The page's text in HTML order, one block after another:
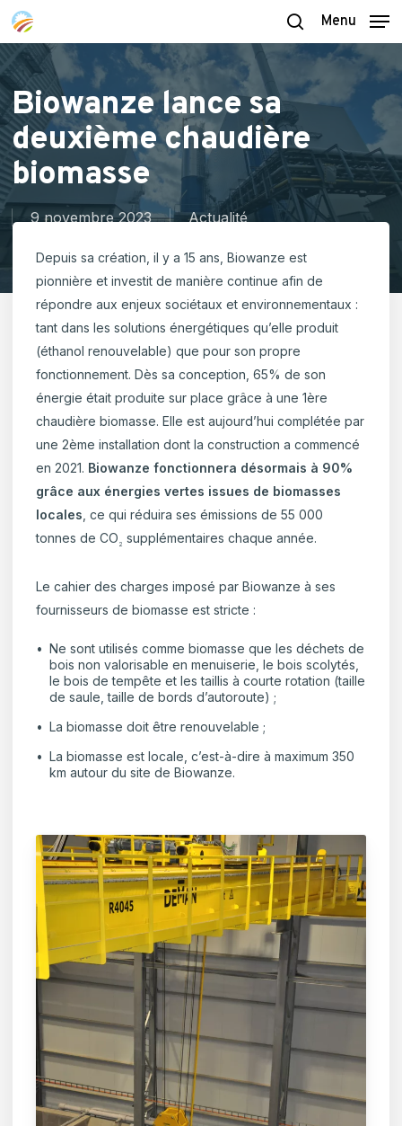
Skip
main
content
search
Menu
Biowanze lance sa
deuxième chaudière
biomasse
9 novembre 2023 Actualité
Depuis sa création, il y a 15 ans, Biowanze est
pionnière et investit de manière continue afin de
répondre aux enjeux sociétaux et environnementaux :
tant dans les solutions énergétiques qu’elle produit
(éthanol renouvelable) que pour son propre
fonctionnement. Dès sa conception, 65% de son
énergie était produite sur place grâce à une 1ère
chaudière biomasse. Elle est aujourd’hui complétée par
une 2ème installation dont la construction a commencé
en 2021. Biowanze fonctionnera désormais à 90%
grâce aux énergies vertes issues de biomasses
locales , ce qui réduira ses émissions de 55 000
tonnes de CO 2 supplémentaires chaque année.
Le cahier des charges imposé par Biowanze à ses
fournisseurs de biomasse est stricte :
Ne sont utilisés comme biomasse que les déchets de
bois non valorisable en menuiserie, le bois scolytés,
le bois de tempête et les taillis à courte rotation (taille
de saule, taille de bords d’autoroute) ;
La biomasse doit être renouvelable ;
La biomasse est locale, c’est-à-dire à maximum 350
km autour du site de Biowanze.